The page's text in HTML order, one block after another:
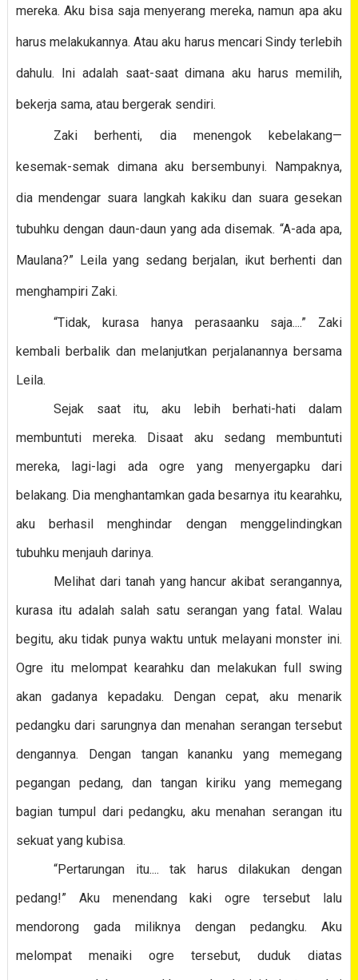
mereka. Aku bisa saja menyerang mereka, namun apa aku
harus melakukannya. Atau aku harus mencari Sindy terlebih
dahulu. Ini adalah saat-saat dimana aku harus memilih,
bekerja sama, atau bergerak sendiri.
Zaki berhenti, dia menengok kebelakang—
kesemak-semak dimana aku bersembunyi. Nampaknya,
dia mendengar suara langkah kakiku dan suara gesekan
tubuhku dengan daun-daun yang ada disemak. “A-ada apa,
Maulana?” Leila yang sedang berjalan, ikut berhenti dan
menghampiri Zaki.
“Tidak, kurasa hanya perasaanku saja....” Zaki
kembali berbalik dan melanjutkan perjalanannya bersama
Leila.
Sejak saat itu, aku lebih berhati-hati dalam
membuntuti mereka. Disaat aku sedang membuntuti
mereka, lagi-lagi ada ogre yang menyergapku dari
belakang. Dia menghantamkan gada besarnya itu kearahku,
aku berhasil menghindar dengan menggelindingkan
tubuhku menjauh darinya.
Melihat dari tanah yang hancur akibat serangannya,
kurasa itu adalah salah satu serangan yang fatal. Walau
begitu, aku tidak punya waktu untuk melayani monster ini.
Ogre itu melompat kearahku dan melakukan full swing
akan gadanya kepadaku. Dengan cepat, aku menarik
pedangku dari sarungnya dan menahan serangan tersebut
dengannya. Dengan tangan kananku yang memegang
pegangan pedang, dan tangan kiriku yang memegang
bagian tumpul dari pedangku, aku menahan serangan itu
sekuat yang kubisa.
“Pertarungan itu.... tak harus dilakukan dengan
pedang!” Aku menendang kaki ogre tersebut lalu
mendorong gada miliknya dengan pedangku. Aku
melompat menaiki ogre tersebut, duduk diatas